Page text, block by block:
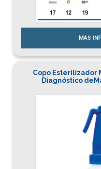
MAS
Copo Esterilizador
Diagnóstico